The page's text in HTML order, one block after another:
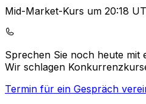
Mid-Market-Kurs um 20:18
Sprechen Sie noch heute mit
Wir schlagen
Termin für ein Gespräch